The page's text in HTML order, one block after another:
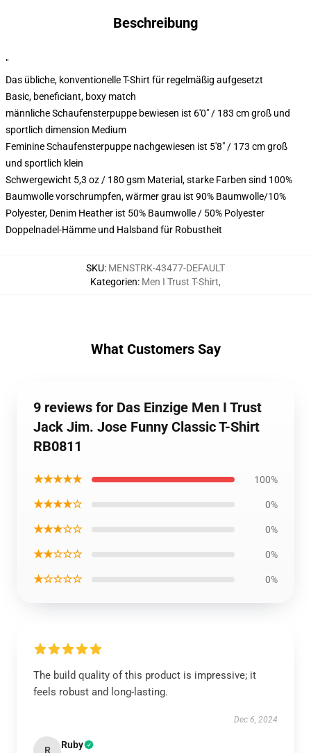
Beschreibung
"
Das übliche, konventionelle T-Shirt für regelmäßig aufgesetzt
Basic, beneficiant, boxy match
männliche Schaufensterpuppe bewiesen ist 6'0" / 183 cm groß und
sportlich dimension Medium
Feminine Schaufensterpuppe nachgewiesen ist 5'8" / 173 cm groß
und sportlich klein
Schwergewicht 5,3 oz / 180 gsm Material, starke Farben sind 100%
Baumwolle vorschrumpfen, wärmer grau ist 90% Baumwolle/10%
Polyester, Denim Heather ist 50% Baumwolle / 50% Polyester
Doppelnadel-Hämme und Halsband für Robustheit
SKU: MENSTRK-43477-DEFAULT
Kategorien: Men I Trust T-Shirt,
What Customers Say
9 reviews for Das Einzige Men I Trust
Jack Jim. Jose Funny Classic T-Shirt
RB0811
★★★★★ 100%
★★★★☆ 0%
★★★☆☆ 0%
★★☆☆☆ 0%
★☆☆☆☆ 0%
The build quality of this product is impressive; it
feels robust and long-lasting.
Dec 6, 2024
R Ruby